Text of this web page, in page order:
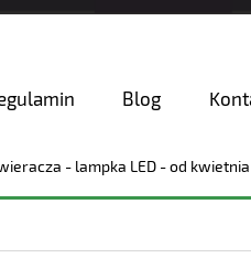
Blog
- lampka LED - od kwietnia